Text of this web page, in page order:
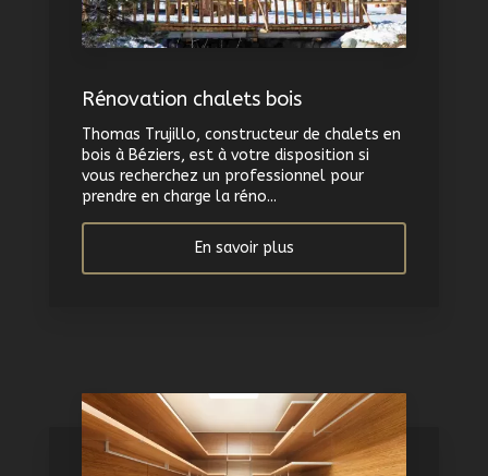
Rénovation chalets bois
Thomas Trujillo, constructeur de chalets en
bois à Béziers, est à votre disposition si
vous recherchez un professionnel pour
prendre en charge la réno...
En savoir plus